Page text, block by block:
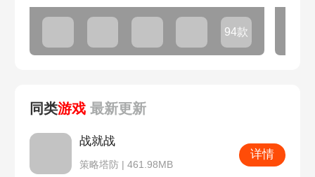
94款
同类游戏 最新更新
战就战
策略塔防 | 461.98MB
详情